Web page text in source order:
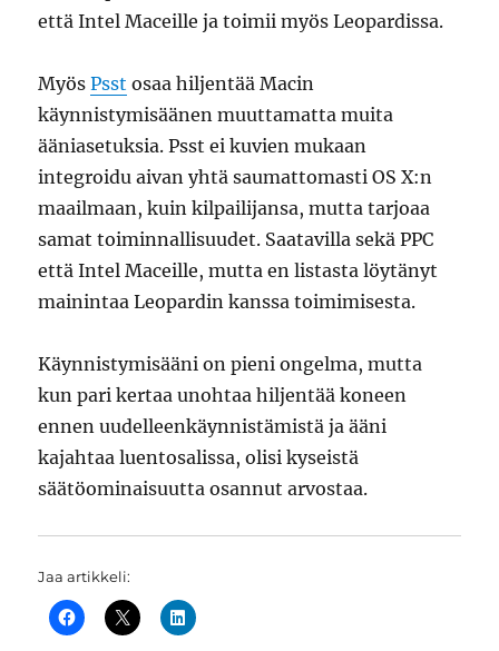
että Intel Maceille ja toimii myös Leopardissa.
MyösPsst osaa hiljentää Macin
käynnistymisäänen muuttamatta muita
ääniasetuksia. Psst ei kuvien mukaan
integroidu aivan yhtä saumattomasti OS X:n
maailmaan, kuin kilpailijansa, mutta tarjoaa
samat toiminnallisuudet. Saatavilla sekä PPC
että Intel Maceille, mutta en listasta löytänyt
mainintaa Leopardin kanssa toimimisesta.
Käynnistymisääni on pieni ongelma, mutta
kun pari kertaa unohtaa hiljentää koneen
ennen uudelleenkäynnistämistä ja ääni
kajahtaa luentosalissa, olisi kyseistä
säätöominaisuutta osannut arvostaa.
Jaa artikkeli: